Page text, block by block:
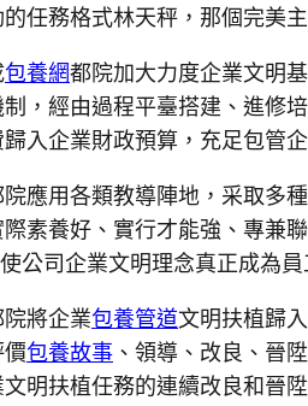
任務格式林天秤，那個完美
包養網都院加大力度企業文明
，經由過程平臺搭建、進修
入企業財政預算，充足包管
應用各類教導陣地，采取多
素養好、實行才能強、專兼
公司企業文明理念真正成為
將企業包養管道文明扶植歸
包養故事 、領導、改良、晉
明扶植任務的連續改良和晉陞